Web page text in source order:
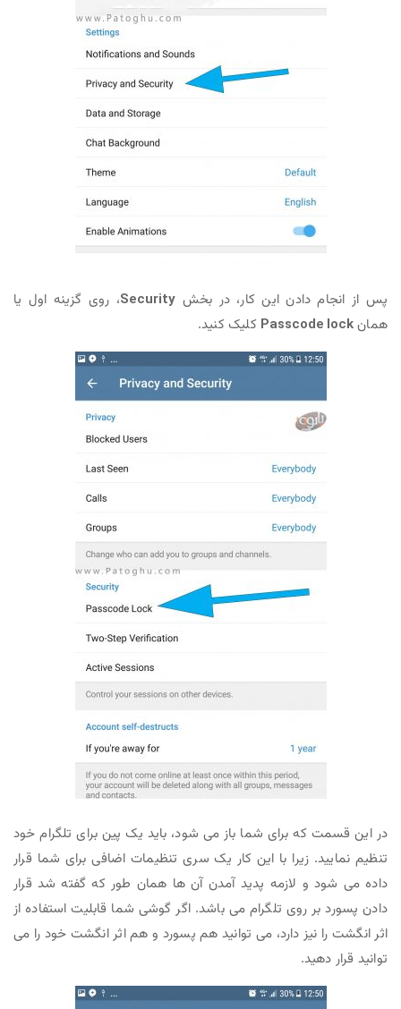
پس از انجام دادن این کار، در بخش Security، روی گزینه اول یا
همانPasscode lock کلیک کنید.
در این قسمت که برای شما باز می شود، باید یک پین برای تلگرام خود
تنظیم نمایید. زیرا با این کار یک سری تنظیمات اضافی برای شما قرار
داده می شود و لازمه پدید آمدن آن ها همان طور که گفته شد قرار
دادن پسورد بر روی تلگرام می باشد. اگر گوشی شما قابلیت استفاده از
اثر انگشت را نیز دارد، می توانید هم پسورد و هم اثر انگشت خود را می
توانید قرار دهید.